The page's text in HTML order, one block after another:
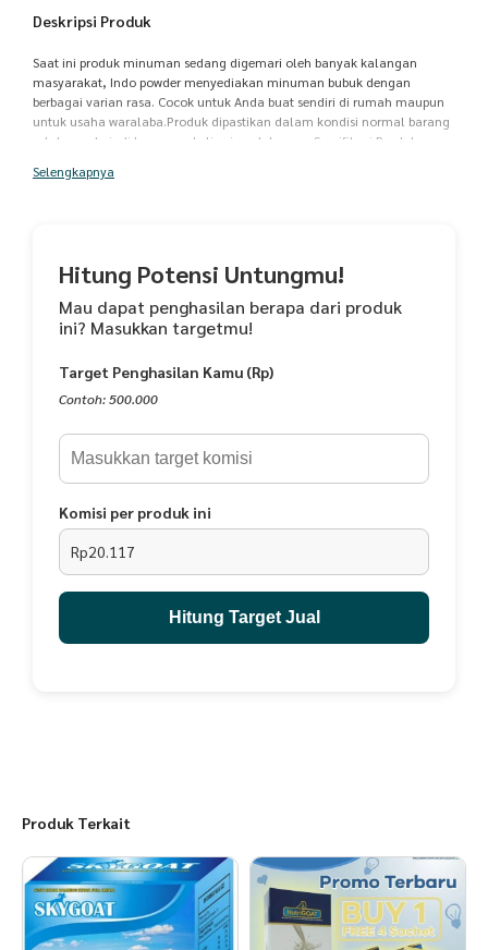
Deskripsi Produk
Saat ini produk minuman sedang digemari oleh banyak kalangan
masyarakat, Indo powder menyediakan minuman bubuk dengan
berbagai varian rasa. Cocok untuk Anda buat sendiri di rumah maupun
untuk usaha waralaba.Produk dipastikan dalam kondisi normal barang
selalu ready,jadi langsung beli saja yah kaa...... Spesifikasi Produk :
1kg bisa untuk 25-30 cup Bisa untuk minuman dingin dan panas Saran
Selengkapnya
Hitung Potensi Untungmu!
Mau dapat penghasilan berapa dari produk
ini? Masukkan targetmu!
Target Penghasilan Kamu (Rp)
Contoh: 500.000
Komisi per produk ini
Rp20.117
Hitung Target Jual
Produk Terkait